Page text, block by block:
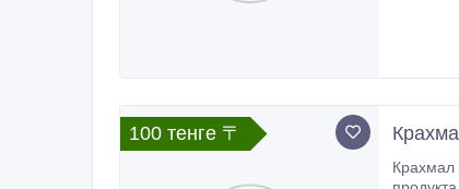
100 тенге 〒
Крахмал